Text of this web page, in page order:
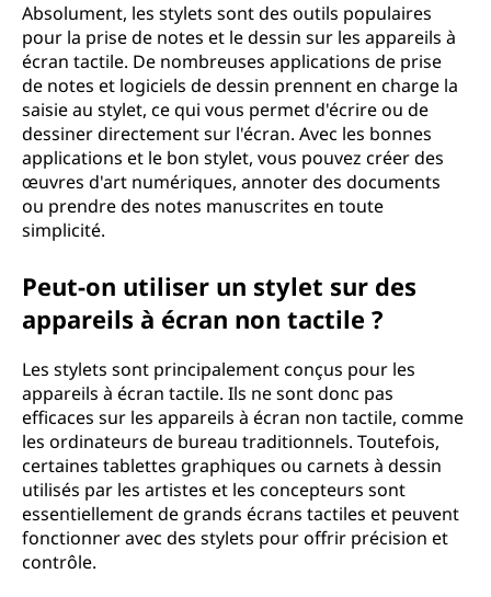
Absolument, les stylets sont des outils populaires
pour la prise de notes et le dessin sur les appareils à
écran tactile. De nombreuses applications de prise
de notes et logiciels de dessin prennent en charge la
saisie au stylet, ce qui vous permet d'écrire ou de
dessiner directement sur l'écran. Avec les bonnes
applications et le bon stylet, vous pouvez créer des
œuvres d'art numériques, annoter des documents
ou prendre des notes manuscrites en toute
simplicité.
Peut-on utiliser un stylet sur des
appareils à écran non tactile ?
Les stylets sont principalement conçus pour les
appareils à écran tactile. Ils ne sont donc pas
efficaces sur les appareils à écran non tactile, comme
les ordinateurs de bureau traditionnels. Toutefois,
certaines tablettes graphiques ou carnets à dessin
utilisés par les artistes et les concepteurs sont
essentiellement de grands écrans tactiles et peuvent
fonctionner avec des stylets pour offrir précision et
contrôle.